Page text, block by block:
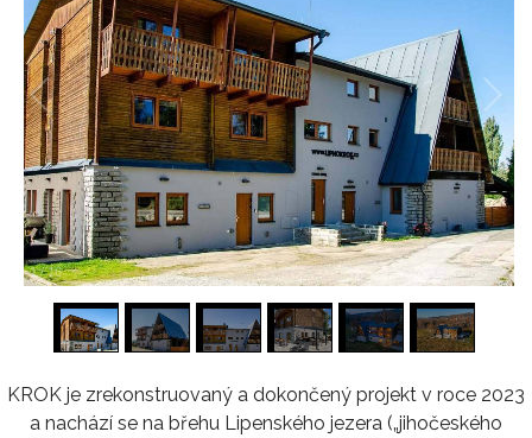
1/16
KROK je zrekonstruovaný a dokončený projekt v roce 2023
a nachází se na břehu Lipenského jezera („jihočeského